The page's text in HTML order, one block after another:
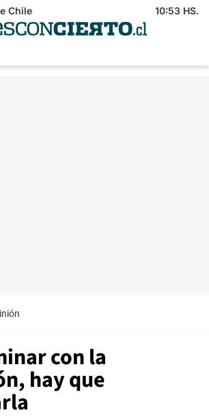
Chile 10:53 HS.
con la
hay que